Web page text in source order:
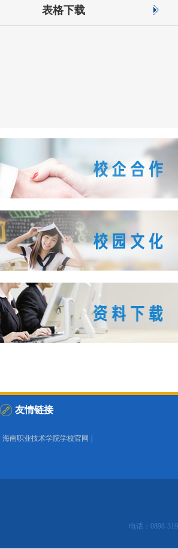
表格下载
友情链接
海南职业技术学院学校官网
电话：0898-